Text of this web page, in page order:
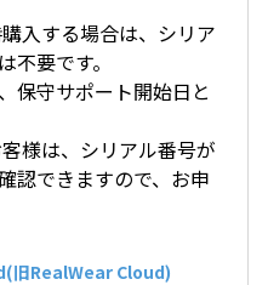
入する場合は、シリア
要です。
守サポート開始日と
様は、シリアル番号が
認できますので、お申
旧RealWear Cloud)